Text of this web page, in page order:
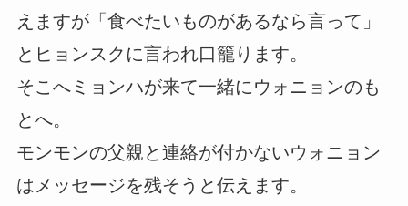
えますが「食べたいものがあるなら言って」
とヒョンスクに言われ口籠ります。
そこへミョンハが来て一緒にウォニョンのも
とへ。
モンモンの父親と連絡が付かないウォニョン
はメッセージを残そうと伝えます。